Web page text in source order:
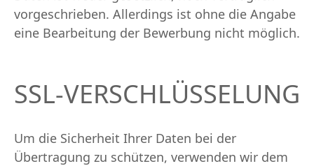
vorgeschrieben. Allerdings ist ohne die Angabe
eine Bearbeitung der Bewerbung nicht möglich.
SSL-VERSCHLÜSSELUNG
Um die Sicherheit Ihrer Daten bei der
Übertragung zu schützen, verwenden wir dem